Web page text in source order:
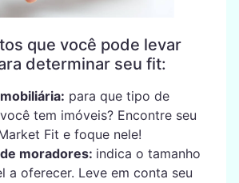
que você pode levar
determinar seu fit:
para que tipo de
tem imóveis? Encontre seu
Fit e foque nele!
moradores: indica o tamanho
a oferecer. Leve em conta seu